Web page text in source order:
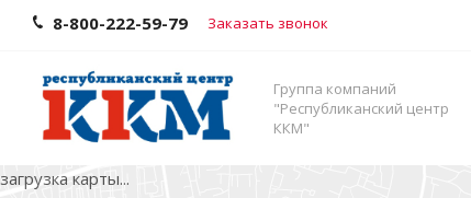
8-800-222-59-79 Заказать звонок
Группа компаний
"Республиканский центр
ККМ"
загрузка карты...